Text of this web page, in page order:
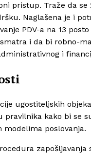
pristup. Traže da se
Naglašena je i
PDV-a na 13
i da bi robno-
i
ugostiteljskih
kako bi se
poslovanja.
zapošljavanja